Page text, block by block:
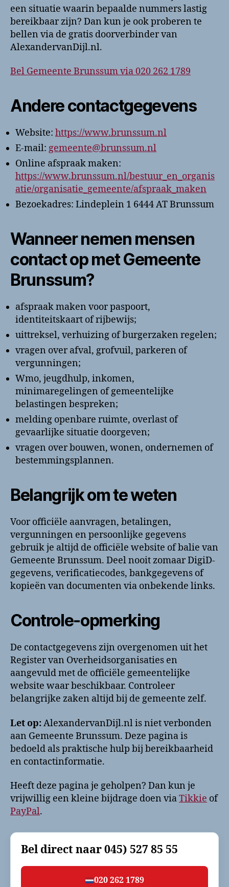
een situatie waarin bepaalde nummers lastig
bereikbaar zijn? Dan kun je ook proberen te
bellen via de gratis doorverbinder van
AlexandervanDijl.nl.
Bel Gemeente Brunssum via 020 262 1789
Andere contactgegevens
Website: https://www.brunssum.nl
E-mail: gemeente@brunssum.nl
Online afspraak maken:
https://www.brunssum.nl/bestuur_en_organis
atie/organisatie_gemeente/afspraak_maken
Bezoekadres: Lindeplein 1 6444 AT Brunssum
Wanneer nemen mensen
contact op met Gemeente
Brunssum?
afspraak maken voor paspoort,
identiteitskaart of rijbewijs;
uittreksel, verhuizing of burgerzaken regelen;
vragen over afval, grofvuil, parkeren of
vergunningen;
Wmo, jeugdhulp, inkomen,
minimaregelingen of gemeentelijke
belastingen bespreken;
melding openbare ruimte, overlast of
gevaarlijke situatie doorgeven;
vragen over bouwen, wonen, ondernemen of
bestemmingsplannen.
Belangrijk om te weten
Voor officiële aanvragen, betalingen,
vergunningen en persoonlijke gegevens
gebruik je altijd de officiële website of balie van
Gemeente Brunssum. Deel nooit zomaar DigiD-
gegevens, verificatiecodes, bankgegevens of
kopieën van documenten via onbekende links.
Controle-opmerking
De contactgegevens zijn overgenomen uit het
Register van Overheidsorganisaties en
aangevuld met de officiële gemeentelijke
website waar beschikbaar. Controleer
belangrijke zaken altijd bij de gemeente zelf.
Let op:AlexandervanDijl.nl is niet verbonden
aan Gemeente Brunssum. Deze pagina is
bedoeld als praktische hulp bij bereikbaarheid
en contactinformatie.
Heeft deze pagina je geholpen? Dan kun je
vrijwillig een kleine bijdrage doen viaTikkie of
PayPal.
Bel direct naar045) 527 85 55
020 262 1789